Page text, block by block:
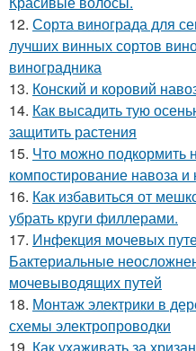
12. Сорта винограда для
лучших винных сортов
виноградника
13. Конский и коровий
14. Как высадить тую
защитить растения
15. Что можно подкормить
компостирование навоза и
16. Как избавиться от
убрать круги филлерами.
17. Инфекция мочевых
Бактериальные
мочевыводящих путей
18. Монтаж электрики в
схемы электропроводки